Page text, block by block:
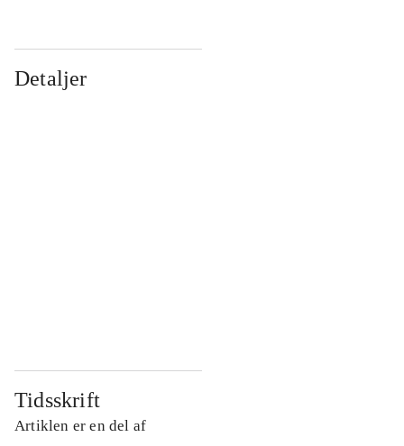
Detaljer
Tidsskrift
Artiklen er en del af